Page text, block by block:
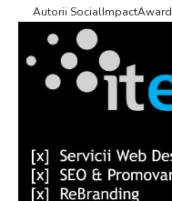
Autorii SocialImpactAward